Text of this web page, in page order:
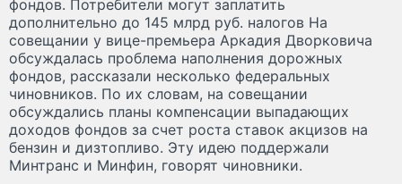
фондов. Потребители могут заплатить
дополнительно до 145 млрд руб. налогов На
совещании у вице-премьера Аркадия Дворковича
обсуждалась проблема наполнения дорожных
фондов, рассказали несколько федеральных
чиновников. По их словам, на совещании
обсуждались планы компенсации выпадающих
доходов фондов за счет роста ставок акцизов на
бензин и дизтопливо. Эту идею поддержали
Минтранс и Минфин, говорят чиновники.